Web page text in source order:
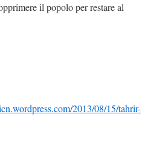
il popolo per restare al
2013/08/15/tahrir-